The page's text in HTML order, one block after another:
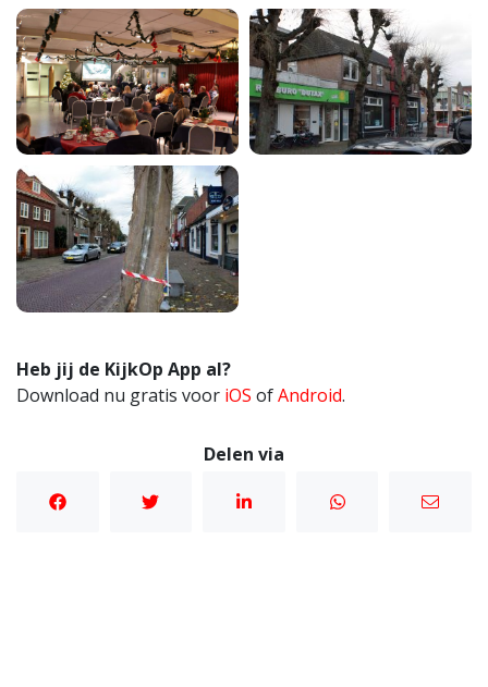
Heb jij de KijkOp App al?
Download nu gratis voor iOS ofAndroid.
Delen via